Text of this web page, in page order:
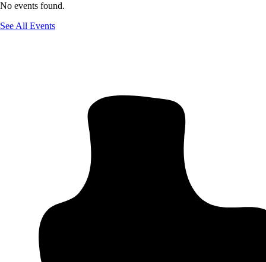
No events found.
See All Events